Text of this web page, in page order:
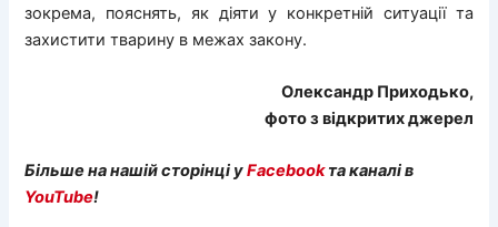
зокрема, пояснять, як діяти у конкретній ситуації та
захистити тварину в межах закону.
Олександр Приходько,
фото з відкритих джерел
Більше на нашій сторінці уFacebookта каналі в
YouTube!